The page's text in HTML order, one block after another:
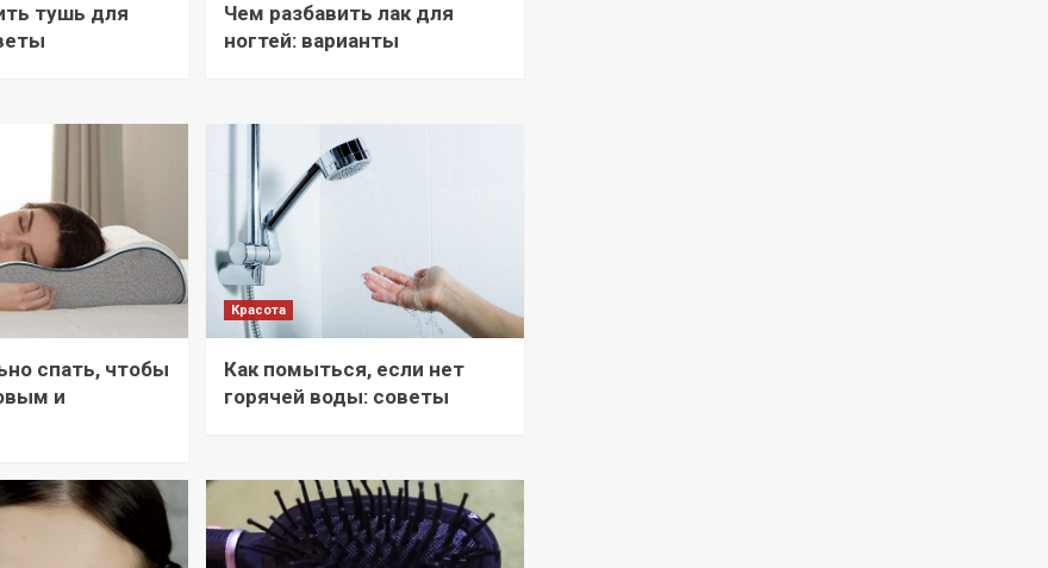
тушь для
Чем разбавить лак для
ногтей: варианты
спать, чтобы
и
Красота
Как помыться, если нет
горячей воды: советы